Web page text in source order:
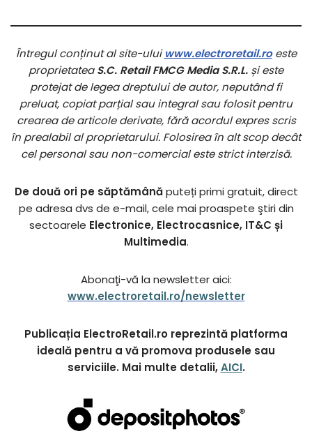
Întregul conținut al site-uluiwww.electroretail.roeste
proprietateaS.C. Retail FMCG Media S.R.L. și este
protejat de legea dreptului de autor, neputând fi
preluat, copiat parțial sau integral sau folosit pentru
crearea de articole derivate, fără acordul expres scris
în prealabil al proprietarului. Folosirea în alt scop decât
cel personal sau non-comercial este strict interzisă.
De două ori pe săptămânăputeți primi gratuit, direct
pe adresa dvs de e-mail, cele mai proaspete ştiri din
sectoarele Electronice, Electrocasnice, IT&C și
Multimedia.
Abonaţi-vă la newsletter aici:
www.electroretail.ro/newsletter
Publicația ElectroRetail.ro reprezintă platforma
ideală pentru a vă promova produsele sau
serviciile. Mai multe detalii,AICI.